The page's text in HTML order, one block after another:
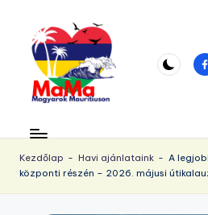
content
u
ri
az
örökös
napsütés!
Kezdőlap - Havi ajánlataink - A
központi részén – 2026. májusi